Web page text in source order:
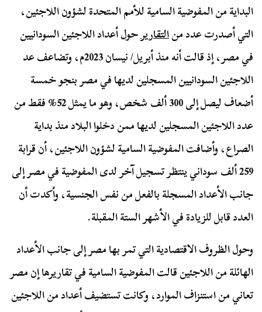
البداية من المفوضية السامية للأمم المتحدة لشؤون اللاجئين،
التي أصدرت عدد منالتقاريرحول أعداد اللاجئين السودانيين
في مصر، إذ قالت أنه منذ أبريل/ نيسان 2023م، وتضاعف عد
اللاجئين السودانيين المسجلين لديها في مصر بنجو خمسة
أضعاف ليصل إلى 300 ألف شخص، وهو ما يمثل 52% فقط من
عدد اللاجئين المسجلين لديها ممن دخلوا البلاد منذ بداية
الصراع، وأضافت المفوضية السامية لشؤون اللاجئين، أن قرابة
259 ألف سوداني ينتظر تسجيل آخر لدى المفوضية في مصر إلى
جانب الأعداد المسجلة بالفعل من نفس الجنسية، وأكدت أن
العدد قابل للزيادة في الأشهر الستة المقبلة.
وحول الظروف الاقتصادية التي تمر بها مصر إلى جانب الأعداد
الهائلة من اللاجئين قالت المفوضية السامية في تقاريرها إن مصر
تعاني من استنزاف الموارد، وكانت تستضيف أعداد من اللاجئين